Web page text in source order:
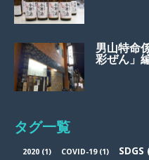
男山特命
彩ぜん」
タグ一覧
2020 (1) COVID-19(1) SDGS